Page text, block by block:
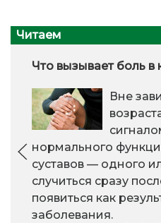
Читаем
Что вызывает боль в
Вне
нормального
суставов — одного
случиться сразу
появиться как
заболевания.